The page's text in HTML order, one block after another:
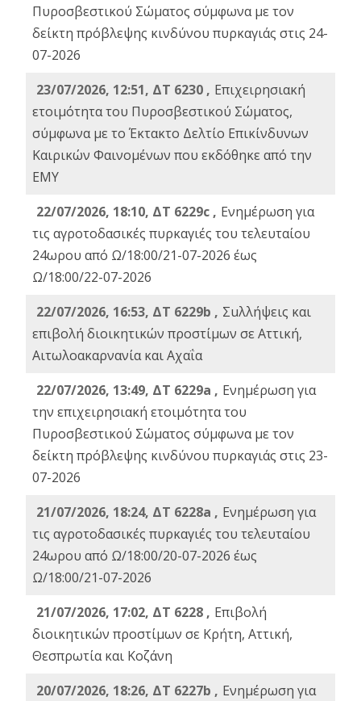
Πυροσβεστικού Σώματος σύμφωνα με τον
δείκτη πρόβλεψης κινδύνου πυρκαγιάς στις 24-
07-2026
23/07/2026, 12:51, ΔΤ 6230 , Επιχειρησιακή
ετοιμότητα του Πυροσβεστικού Σώματος,
σύμφωνα με το Έκτακτο Δελτίο Επικίνδυνων
Καιρικών Φαινομένων που εκδόθηκε από την
ΕΜΥ
22/07/2026, 18:10, ΔΤ 6229c , Ενημέρωση για
τις αγροτοδασικές πυρκαγιές του τελευταίου
24ωρου από Ω/18:00/21-07-2026 έως
Ω/18:00/22-07-2026
22/07/2026, 16:53, ΔΤ 6229b , Σuλλήψεις και
επιβολή διοικητικών προστίμων σε Αττική,
Αιτωλοακαρνανία και Αχαΐα
22/07/2026, 13:49, ΔΤ 6229a , Ενημέρωση για
την επιχειρησιακή ετοιμότητα του
Πυροσβεστικού Σώματος σύμφωνα με τον
δείκτη πρόβλεψης κινδύνου πυρκαγιάς στις 23-
07-2026
21/07/2026, 18:24, ΔΤ 6228a , Ενημέρωση για
τις αγροτοδασικές πυρκαγιές του τελευταίου
24ωρου από Ω/18:00/20-07-2026 έως
Ω/18:00/21-07-2026
21/07/2026, 17:02, ΔΤ 6228 , Επιβολή
διοικητικών προστίμων σε Κρήτη, Αττική,
Θεσπρωτία και Κοζάνη
20/07/2026, 18:26, ΔΤ 6227b , Ενημέρωση για